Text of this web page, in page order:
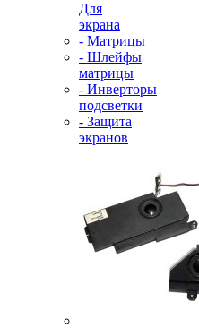
Для
экрана
- Матрицы
- Шлейфы
матрицы
- Инверторы
подсветки
- Защита
экранов